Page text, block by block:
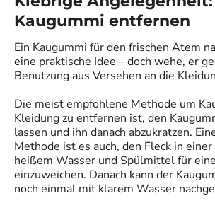
Kaugummi entfernen
Ein Kaugummi für den frischen Atem
eine praktische Idee – doch wehe, er
Benutzung aus Versehen an die
Die meist empfohlene Methode um
Kleidung zu entfernen ist, den
lassen und ihn danach abzukratzen.
Methode ist es auch, den Fleck in einer
heißem Wasser und Spülmittel für
einzuweichen. Danach kann der
noch einmal mit klarem Wasser